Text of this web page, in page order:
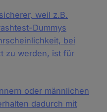
weil z.B.
Dummys
bei
zu werden, ist für
oder männlichen
dadurch mit